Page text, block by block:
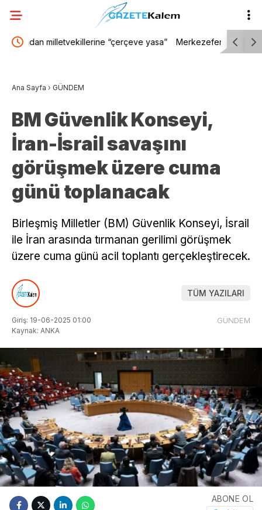
yasa” Merkezefendi’nin genç boksörleri, Türkiye
Ana Sayfa › GÜNDEM
BM Güvenlik Konseyi,
İran-İsrail savaşını
görüşmek üzere cuma
günü toplanacak
Birleşmiş Milletler (BM) Güvenlik Konseyi, İsrail
ile İran arasında tırmanan gerilimi görüşmek
üzere cuma günü acil toplantı gerçekleştirecek.
TÜM YAZILARI
Giriş: 19-06-2025 01:00
Kaynak: ANKA
GÜNDEM
ABONE OL